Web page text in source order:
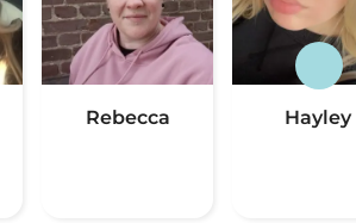
Rebecca Hayley